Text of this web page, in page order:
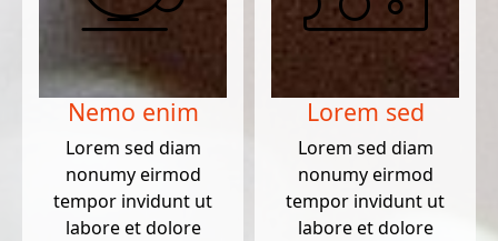
Nemo enim
Lorem sed diam
nonumy eirmod
tempor invidunt ut
labore et dolore
Lorem sed
Lorem sed diam
nonumy eirmod
tempor invidunt ut
labore et dolore